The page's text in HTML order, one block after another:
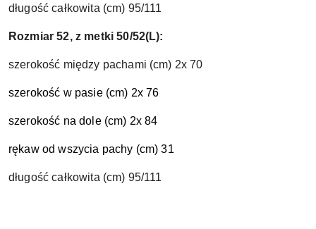
długość całkowita (cm) 95/111
Rozmiar 52, z metki 50/52(L):
szerokość między pachami (cm) 2x 70
szerokość w pasie (cm) 2x 76
szerokość na dole (cm) 2x 84
rękaw od wszycia pachy (cm) 31
długość całkowita (cm) 95/111